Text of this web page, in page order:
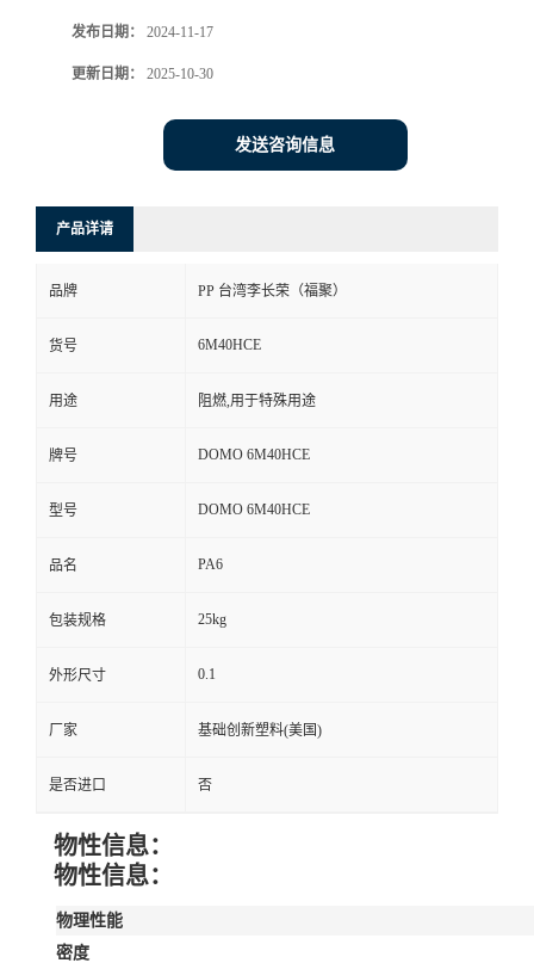
发布日期： 2024-11-17
更新日期： 2025-10-30
发送咨询信息
产品详请
品牌 PP 台湾李长荣（福聚）
货号 6M40HCE
用途 阻燃,用于特殊用途
牌号 DOMO 6M40HCE
型号 DOMO 6M40HCE
品名 PA6
包装规格 25kg
外形尺寸 0.1
厂家 基础创新塑料(美国)
是否进口 否
物性信息：
物性信息：
物理性能
密度